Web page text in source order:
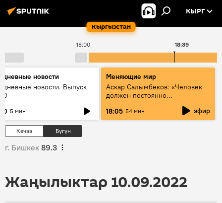
Кыргызстан
КЫРГ
18:00 18:39
новости
новости. Выпуск
5 мин
Меняющие мир
Аскар Салымбеков: «Человек
должен постоянно
18:05 54 мин эфир
Кечээ Бүгүн
г. Бишкек 89.3
Жаңылыктар 10.09.2022